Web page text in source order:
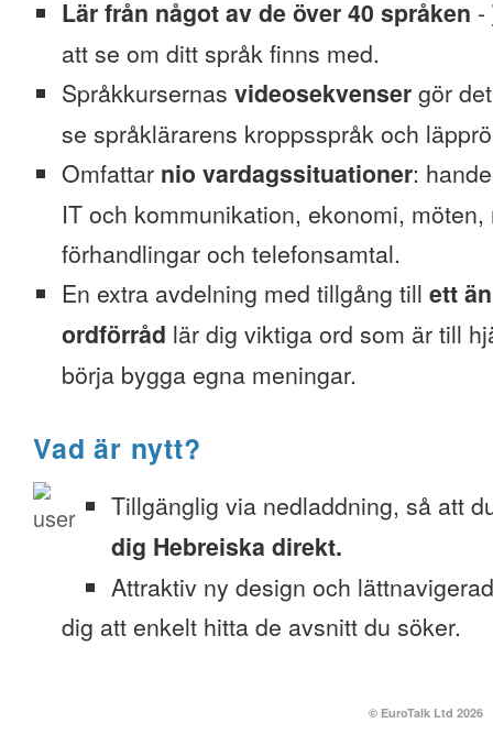
Lär från något av de över 40 språken -
att se om ditt språk finns med.
Språkkursernas videosekvenser gör
se språklärarens kroppsspråk och
Omfattar nio vardagssituationer:
IT och kommunikation, ekonomi, möten,
förhandlingar och telefonsamtal.
En extra avdelning med tillgång till ett
ordförråd lär dig viktiga ord som är till
börja bygga egna meningar.
Vad är nytt?
Tillgänglig via nedladdning, så att
dig Hebreiska direkt.
Attraktiv ny design och
dig att enkelt hitta de avsnitt du söker.
© EuroTalk Ltd 2026